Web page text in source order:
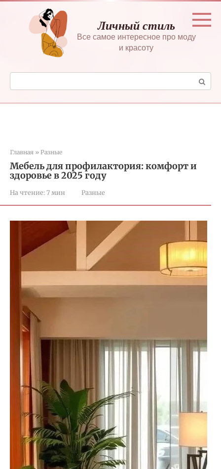
Перейти
контенту
Личный стиль
Все самое интересное про моду
и красоту
Поиск:
Главная » Разные
Мебель для профилактория: комфорт и
здоровье в 2025 году
На чтение:7 мин Разные